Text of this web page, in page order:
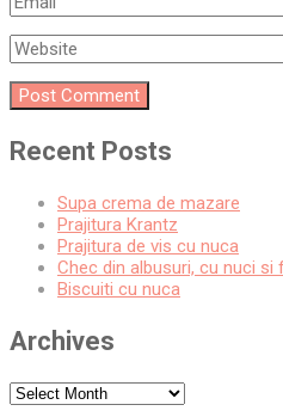
Recent Posts
Supa crema de mazare
Prajitura Krantz
Prajitura de vis cu nuca
Chec din albusuri, cu nuci
Biscuiti cu nuca
Archives
Archives